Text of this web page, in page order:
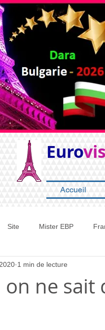
Euro
Accueil
Site Mister EBP
Concours 2023
on ne sait
1 min de lecture